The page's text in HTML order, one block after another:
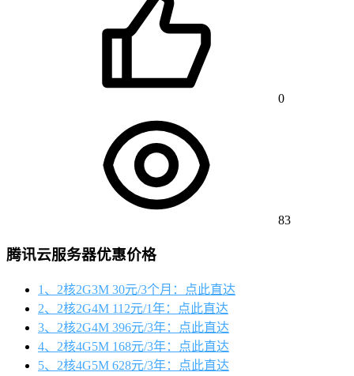
0
83
腾讯云服务器优惠价格
1、2核2G3M 30元/3个月：点此直达
2、2核2G4M 112元/1年：点此直达
3、2核2G4M 396元/3年：点此直达
4、2核4G5M 168元/3年：点此直达
5、2核4G5M 628元/3年：点此直达